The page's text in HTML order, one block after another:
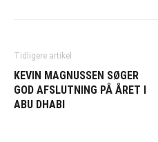
Tidligere artikel
KEVIN MAGNUSSEN SØGER
GOD AFSLUTNING PÅ ÅRET I
ABU DHABI